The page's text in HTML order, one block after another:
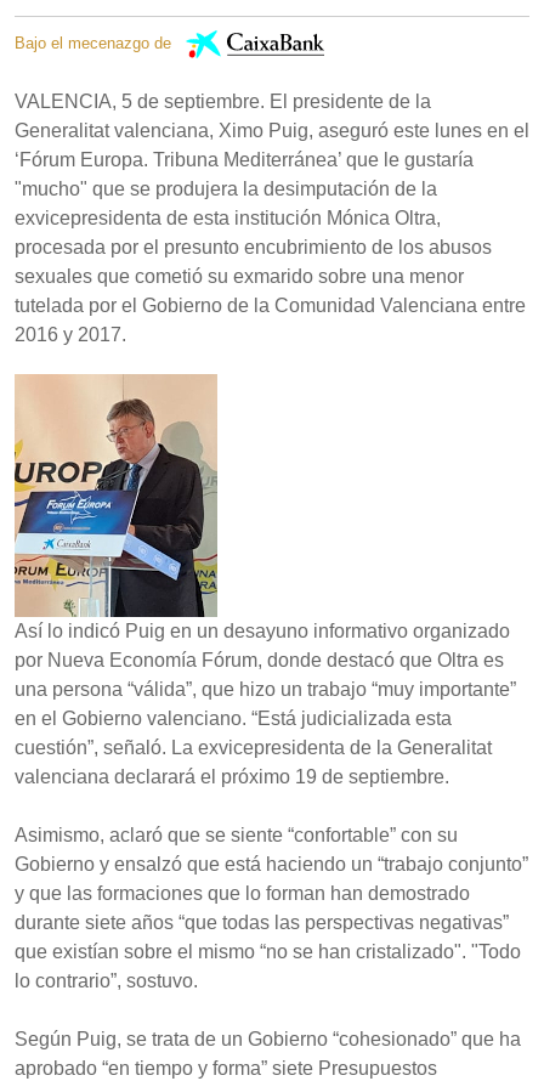
Bajo el mecenazgo de
VALENCIA, 5 de septiembre. El presidente de la
Generalitat valenciana, Ximo Puig, aseguró este lunes en el
‘Fórum Europa. Tribuna Mediterránea’ que le gustaría
"mucho" que se produjera la desimputación de la
exvicepresidenta de esta institución Mónica Oltra,
procesada por el presunto encubrimiento de los abusos
sexuales que cometió su exmarido sobre una menor
tutelada por el Gobierno de la Comunidad Valenciana entre
2016 y 2017.
Así lo indicó Puig en un desayuno informativo organizado
por Nueva Economía Fórum, donde destacó que Oltra es
una persona “válida”, que hizo un trabajo “muy importante”
en el Gobierno valenciano. “Está judicializada esta
cuestión”, señaló. La exvicepresidenta de la Generalitat
valenciana declarará el próximo 19 de septiembre.
Asimismo, aclaró que se siente “confortable” con su
Gobierno y ensalzó que está haciendo un “trabajo conjunto”
y que las formaciones que lo forman han demostrado
durante siete años “que todas las perspectivas negativas”
que existían sobre el mismo “no se han cristalizado". "Todo
lo contrario”, sostuvo.
Según Puig, se trata de un Gobierno “cohesionado” que ha
aprobado “en tiempo y forma” siete Presupuestos